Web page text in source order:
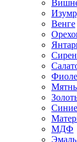
Венге
Синие
МДФ
Эмаль